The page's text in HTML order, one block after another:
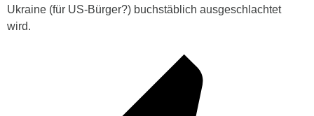
Ukraine (für US-Bürger?) buchstäblich ausgeschlachtet
wird.